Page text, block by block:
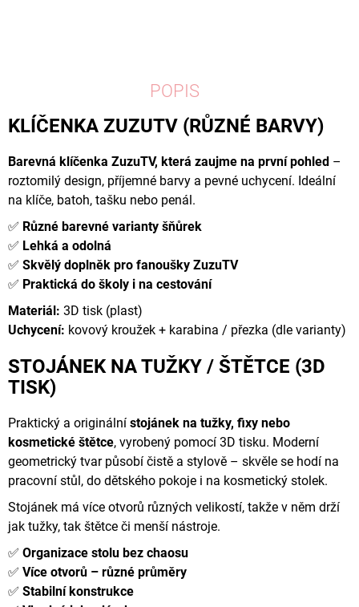
POPIS
KLÍČENKA ZUZUTV (RŮZNÉ BARVY)
Barevná klíčenka ZuzuTV, která zaujme na první pohled –
roztomilý design, příjemné barvy a pevné uchycení. Ideální
na klíče, batoh, tašku nebo penál.
✅ Různé barevné varianty šňůrek
✅ Lehká a odolná
✅ Skvělý doplněk pro fanoušky ZuzuTV
✅ Praktická do školy i na cestování
Materiál: 3D tisk (plast)
Uchycení: kovový kroužek + karabina / přezka (dle varianty)
STOJÁNEK NA TUŽKY / ŠTĚTCE (3D
TISK)
Praktický a originální stojánek na tužky, fixy nebo
kosmetické štětce, vyrobený pomocí 3D tisku. Moderní
geometrický tvar působí čistě a stylově – skvěle se hodí na
pracovní stůl, do dětského pokoje i na kosmetický stolek.
Stojánek má více otvorů různých velikostí, takže v něm drží
jak tužky, tak štětce či menší nástroje.
✅ Organizace stolu bez chaosu
✅ Více otvorů – různé průměry
✅ Stabilní konstrukce